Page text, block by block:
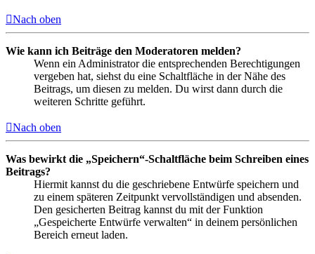
Nach oben
Wie kann ich Beiträge den Moderatoren melden?
Wenn ein Administrator die entsprechenden Berechtigungen
vergeben hat, siehst du eine Schaltfläche in der Nähe des
Beitrags, um diesen zu melden. Du wirst dann durch die
weiteren Schritte geführt.
Nach oben
Was bewirkt die „Speichern“-Schaltfläche beim Schreiben eines
Beitrags?
Hiermit kannst du die geschriebene Entwürfe speichern und
zu einem späteren Zeitpunkt vervollständigen und absenden.
Den gesicherten Beitrag kannst du mit der Funktion
„Gespeicherte Entwürfe verwalten“ in deinem persönlichen
Bereich erneut laden.